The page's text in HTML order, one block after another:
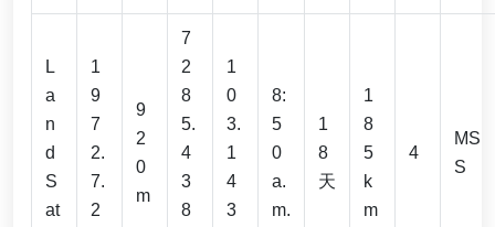
L
a
n
d
S
at
1
9
7
2.
7.
2
9
2
0
m
7
2
8
5.
4
3
8
1
0
3.
1
4
3
8:
5
0
a.
m.
1
8
天
1
8
5
k
m
4
MS
S